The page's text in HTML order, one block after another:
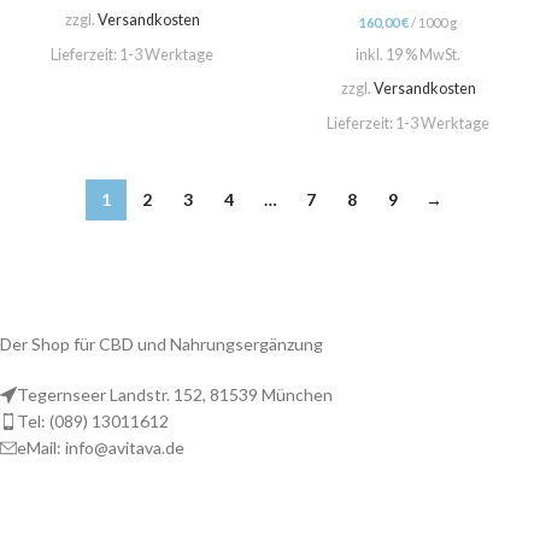
zzgl. Versandkosten
Lieferzeit: 1-3 Werktage
160,00€/ 1000 g
inkl. 19 % MwSt.
zzgl. Versandkosten
Lieferzeit: 1-3 Werktage
1 2 3 4 … 7 8 9 →
Der Shop für CBD und Nahrungsergänzung
Tegernseer Landstr. 152, 81539 München
Tel: (089) 13011612
eMail: info@avitava.de